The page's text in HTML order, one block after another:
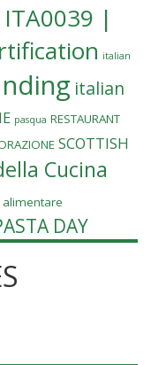
ITA0039 |
italian
italian
pasqua RESTAURANT
SCOTTISH
Cucina
alimentare
DAY